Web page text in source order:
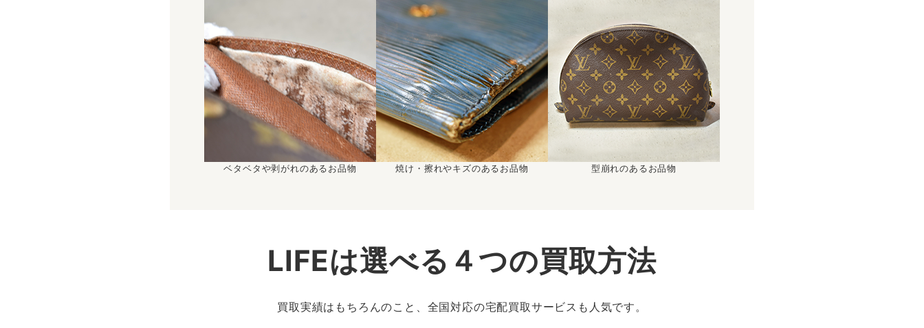
ベタベタや剥がれのあるお品物 焼け・擦れやキズのあるお品物 型崩れのあるお品物
LIFEは選べる４つの買取方法
買取実績はもちろんのこと、全国対応の宅配買取サービスも人気です。